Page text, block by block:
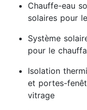
Chauffe-eau
solaires pour
Système
pour le
Isolation
et portes-
vitrage